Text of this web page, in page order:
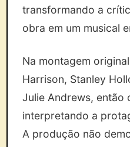
transformando a
obra em um musical
Na montagem
Harrison, Stanley
Julie Andrews, então
interpretando a
A produção não